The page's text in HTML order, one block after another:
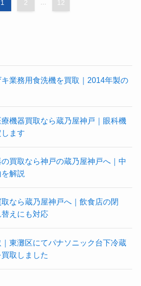
1 2 12
業務用食洗機を買取｜2014年製の
機器買取なら蔵乃屋神戸｜眼科機
ます
買取なら神戸の蔵乃屋神戸へ｜中
解説
なら蔵乃屋神戸へ｜飲食店の閉
えにも対応
東灘区にてパナソニック台下冷蔵
取しました